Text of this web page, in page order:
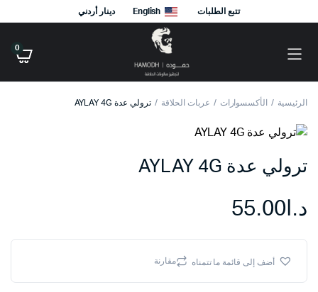
تتبع الطلبات English دينار أردني
0
الرئيسية الأكسسوارات عربات الحلاقة ترولي عدة AYLAY 4G
ترولي عدة AYLAY 4G
د.ا55.00
أضف إلى قائمة ما تتمناه مقارنة